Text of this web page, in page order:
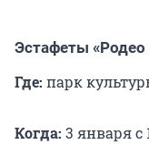
Эстафеты «Родео
Где: парк
Когда: 3 января с